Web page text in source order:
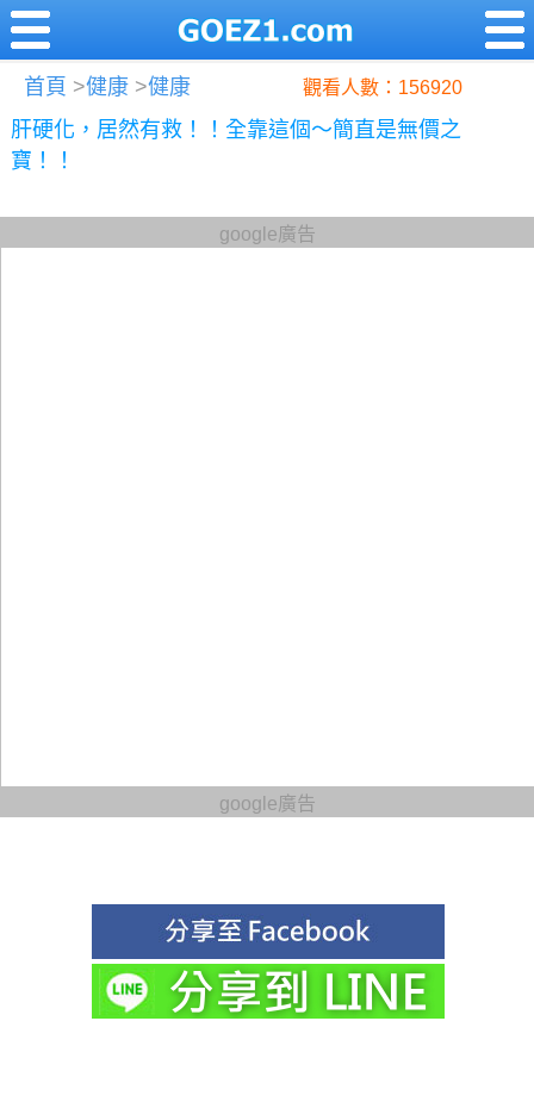
首頁 >健康 >健康 觀看人數：156920
肝硬化，居然有救！！全靠這個～簡直是無價之
寶！！
google廣告
google廣告